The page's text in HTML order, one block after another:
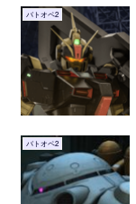
バトオペ2
バトオペ2